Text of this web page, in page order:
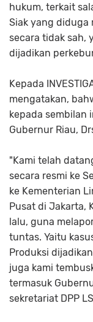
hukum, terkait
Siak yang diduga
secara tidak sah,
dijadikan
Kepada
mengatakan,
kepada sembilan
Gubernur Riau,
"Kami telah
secara resmi ke
ke Kementerian
Pusat di Jakarta,
lalu, guna
tuntas. Yaitu
Produksi
juga kami
termasuk
sekretariat DPP